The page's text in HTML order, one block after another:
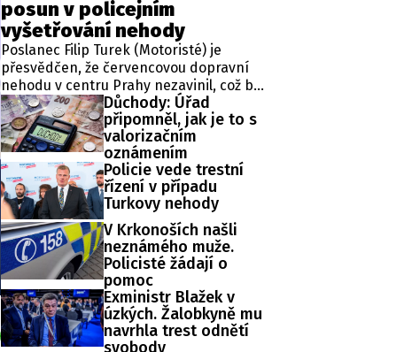
posun v policejním
vyšetřování nehody
Poslanec Filip Turek (Motoristé) je
přesvědčen, že červencovou dopravní
nehodu v centru Prahy nezavinil, což by
podle jeho slov mělo prokázat i
probíhající vyšetřování. Policie v
případu zahájila trestní řízení a zároveň
nařídila znalecké zkoumání. Nikdo
zatím nebyl obviněn.
Důchody: Úřad
připomněl, jak je to s
valorizačním
oznámením
Policie vede trestní
řízení v případu
Turkovy nehody
V Krkonoších našli
neznámého muže.
Policisté žádají o
pomoc
Exministr Blažek v
úzkých. Žalobkyně mu
navrhla trest odnětí
svobody